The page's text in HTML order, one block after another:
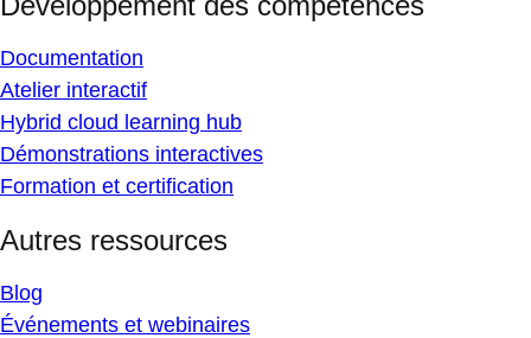
Documentation
Atelier interactif
Hybrid cloud learning hub
Démonstrations interactives
Formation et certification
Autres ressources
Blog
Événements et webinaires